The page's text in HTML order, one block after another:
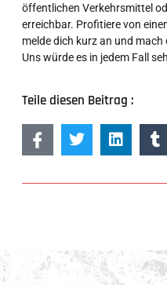
öffentlichen Verkehrsmittel
erreichbar. Profitiere von
melde dich kurz an und
Uns würde es in jedem Fall
Teile diesen Beitrag :